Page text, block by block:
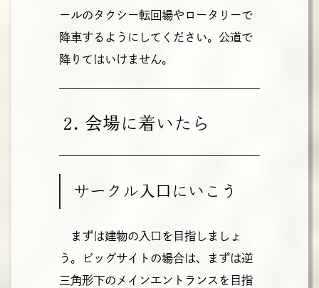
ールのタクシー転回場やロータリーで
降車するようにしてください。公道で
降りてはいけません。
2. 会場に着いたら
サークル入口にいこう
まずは建物の入口を目指しましょ
う。ビッグサイトの場合は、まずは逆
三角形下のメインエントランスを目指